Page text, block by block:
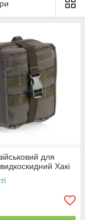
для
Хакі